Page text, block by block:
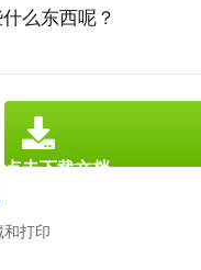
么东西呢？
打印
点击下载文档